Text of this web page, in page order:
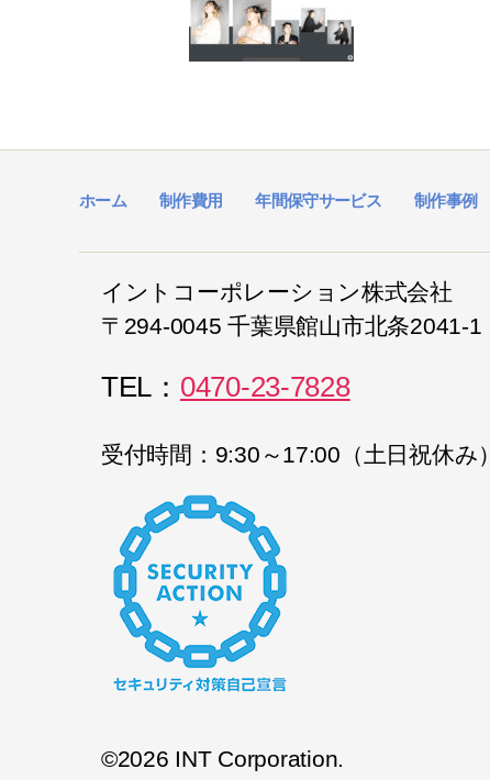
ホーム 制作費用 年間保守サービス 制作事例
イントコーポレーション株式会社
〒294-0045 千葉県館山市北条2041-1
TEL： 0470-23-7828
受付時間：9:30～17:00（土日祝休み）
©2026 INT Corporation.